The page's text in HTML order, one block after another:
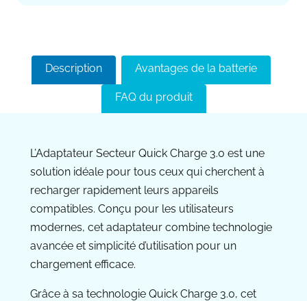
Description Avantages de la batterie
FAQ du produit
L’Adaptateur Secteur Quick Charge 3.0 est une
solution idéale pour tous ceux qui cherchent à
recharger rapidement leurs appareils
compatibles. Conçu pour les utilisateurs
modernes, cet adaptateur combine technologie
avancée et simplicité d’utilisation pour un
chargement efficace.
Grâce à sa technologie Quick Charge 3.0, cet